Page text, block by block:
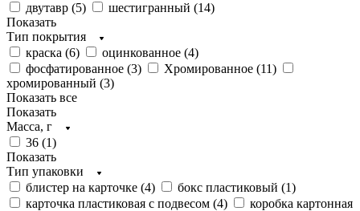
двутавр (5) шестигранный (14)
Показать
Тип покрытия
краска (6) оцинкованное (4)
фосфатированное (3) Хромированное (11)
хромированный (3)
Показать все
Показать
Масса, г
36 (1)
Показать
Тип упаковки
блистер на карточке (4) бокс пластиковый (1)
карточка пластиковая с подвесом (4)
коробка картонная